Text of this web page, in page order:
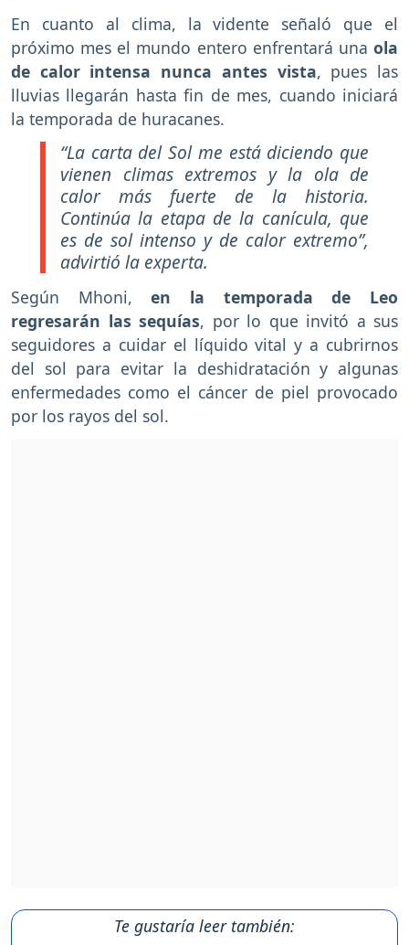
En cuanto al clima, la vidente señaló que el
próximo mes el mundo entero enfrentará una ola
de calor intensa nunca antes vista, pues las
lluvias llegarán hasta fin de mes, cuando iniciará
la temporada de huracanes.
“La carta del Sol me está diciendo que
vienen climas extremos y la ola de
calor más fuerte de la historia.
Continúa la etapa de la canícula, que
es de sol intenso y de calor extremo”,
advirtió la experta.
Según Mhoni,en la temporada de Leo
regresarán las sequías, por lo que invitó a sus
seguidores a cuidar el líquido vital y a cubrirnos
del sol para evitar la deshidratación y algunas
enfermedades como el cáncer de piel provocado
por los rayos del sol.
Te gustaría leer también: